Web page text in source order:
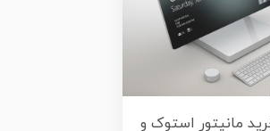
مانیتور استوک و